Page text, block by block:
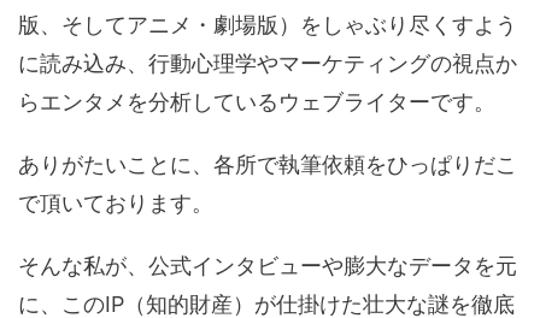
版、そしてアニメ・劇場版）をしゃぶり尽くすよう
に読み込み、行動心理学やマーケティングの視点か
らエンタメを分析しているウェブライターです。
ありがたいことに、各所で執筆依頼をひっぱりだこ
で頂いております。
そんな私が、公式インタビューや膨大なデータを元
に、このIP（知的財産）が仕掛けた壮大な謎を徹底